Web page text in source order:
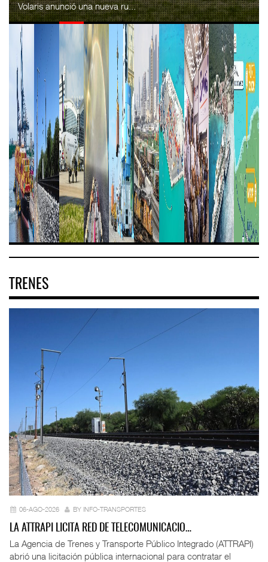
Volaris anunció una nueva ru...
TRENES
06-AGO-2026 BY INFO-TRANSPORTES
LA ATTRAPI LICITA RED DE TELECOMUNICACIO…
La Agencia de Trenes y Transporte Público Integrado (ATTRAPI)
abrió una licitación pública internacional para contratar el